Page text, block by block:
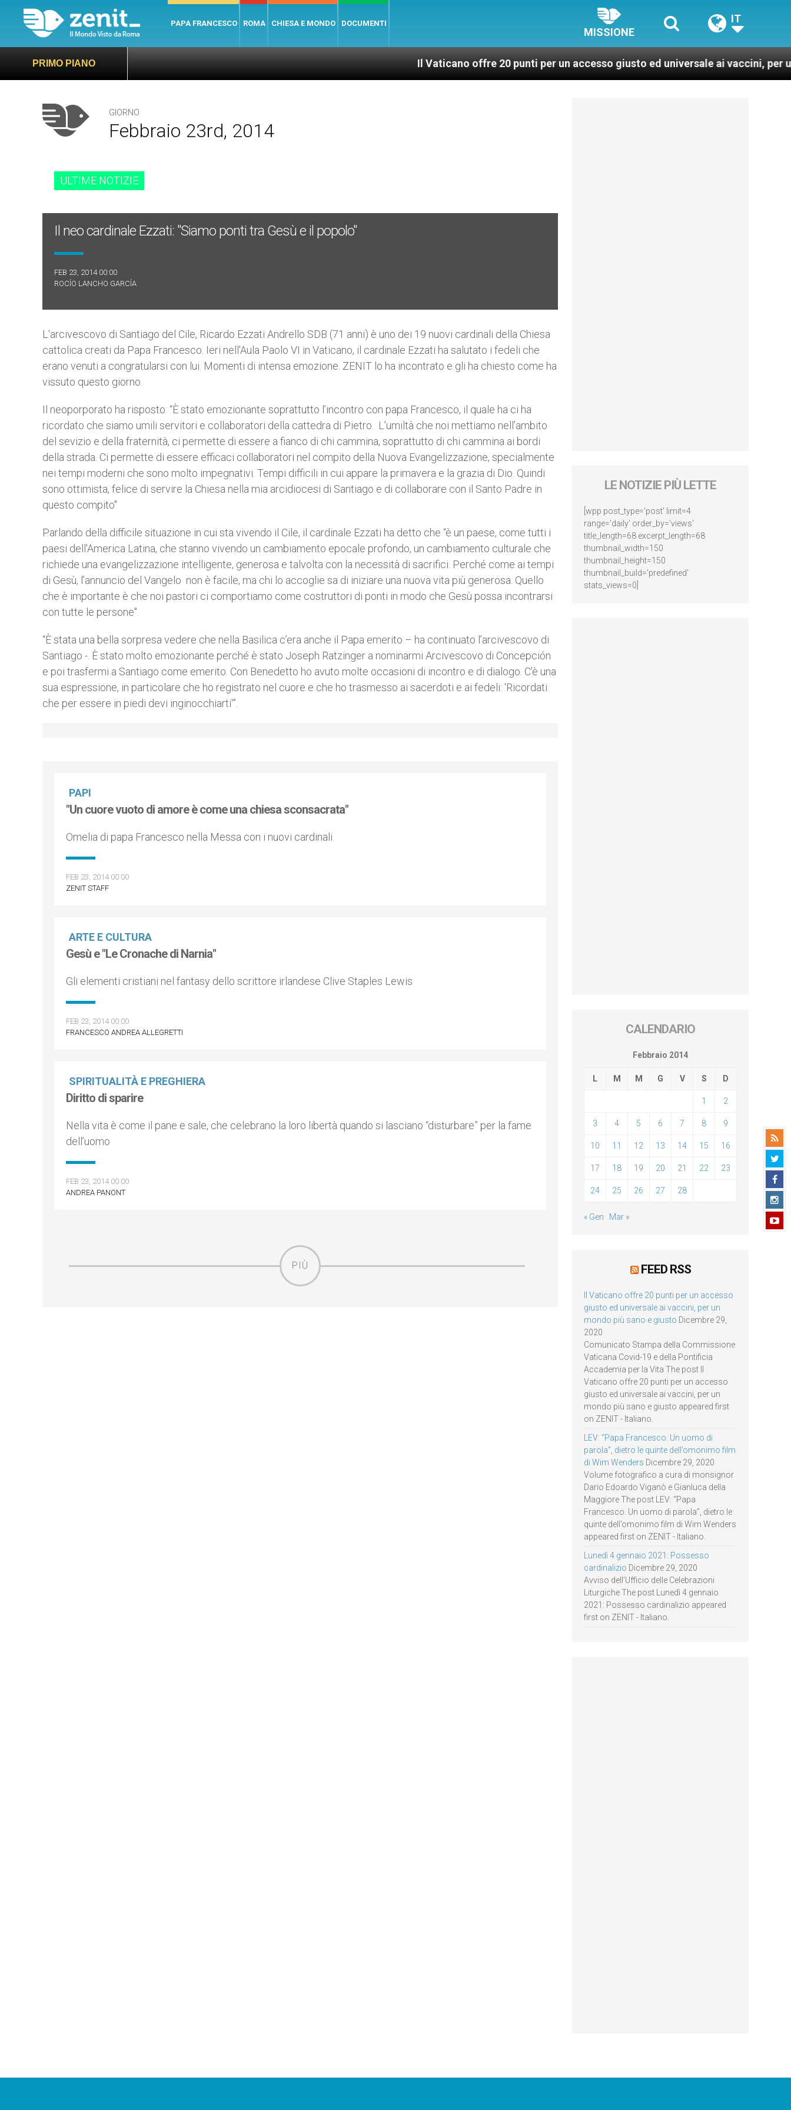
PAPA FRANCESCO ROMA CHIESA E MONDO DOCUMENTI
MISSIONE
IT
PRIMO PIANO Il Vaticano offre 20 punti per un accesso giusto ed universale ai vaccini, per un mondo
GIORNO
Febbraio 23rd, 2014
ULTIME NOTIZIE
Il neo cardinale Ezzati: "Siamo ponti tra Gesù e il popolo"
FEB 23, 2014 00:00
ROCÍO LANCHO GARCÍA
L'arcivescovo di Santiago del Cile, Ricardo Ezzati Andrello SDB (71 anni) è uno dei 19 nuovi cardinali della Chiesa
cattolica creati da Papa Francesco. Ieri nell'Aula Paolo VI in Vaticano, il cardinale Ezzati ha salutato i fedeli che
erano venuti a congratularsi con lui. Momenti di intensa emozione. ZENIT lo ha incontrato e gli ha chiesto come ha
vissuto questo giorno.
Il neoporporato ha risposto: “È stato emozionante soprattutto l’incontro con papa Francesco, il quale ha ci ha
ricordato che siamo umili servitori e collaboratori della cattedra di Pietro. L’umiltà che noi mettiamo nell’ambito
del sevizio e della fraternità, ci permette di essere a fianco di chi cammina, soprattutto di chi cammina ai bordi
della strada. Ci permette di essere efficaci collaboratori nel compito della Nuova Evangelizzazione, specialmente
nei tempi moderni che sono molto impegnativi. Tempi difficili in cui appare la primavera e la grazia di Dio. Quindi
sono ottimista, felice di servire la Chiesa nella mia arcidiocesi di Santiago e di collaborare con il Santo Padre in
questo compito"
Parlando della difficile situazione in cui sta vivendo il Cile, il cardinale Ezzati ha detto che “è un paese, come tutti i
paesi dell'America Latina, che stanno vivendo un cambiamento epocale profondo, un cambiamento culturale che
richiede una evangelizzazione intelligente, generosa e talvolta con la necessità di sacrifici. Perché come ai tempi
di Gesù, l’annuncio del Vangelo non è facile, ma chi lo accoglie sa di iniziare una nuova vita più generosa. Quello
che è importante è che noi pastori ci comportiamo come costruttori di ponti in modo che Gesù possa incontrarsi
con tutte le persone".
“È stata una bella sorpresa vedere che nella Basilica c’era anche il Papa emerito – ha continuato l’arcivescovo di
Santiago -. È stato molto emozionante perché è stato Joseph Ratzinger a nominarmi Arcivescovo di Concepción
e poi trasfermi a Santiago come emerito. Con Benedetto ho avuto molte occasioni di incontro e di dialogo. C’è una
sua espressione, in particolare che ho registrato nel cuore e che ho trasmesso ai sacerdoti e ai fedeli: 'Ricordati
che per essere in piedi devi inginocchiarti'”.
PAPI
"Un cuore vuoto di amore è come una chiesa sconsacrata"
Omelia di papa Francesco nella Messa con i nuovi cardinali
FEB 23, 2014 00:00
ZENIT STAFF
ARTE E CULTURA
Gesù e "Le Cronache di Narnia"
Gli elementi cristiani nel fantasy dello scrittore irlandese Clive Staples Lewis
FEB 23, 2014 00:00
FRANCESCO ANDREA ALLEGRETTI
SPIRITUALITÀ E PREGHIERA
Diritto di sparire
Nella vita è come il pane e sale, che celebrano la loro libertà quando si lasciano “disturbare” per la fame
dell’uomo
FEB 23, 2014 00:00
ANDREA PANONT
PIÙ
LE NOTIZIE PIÙ LETTE
[wpp post_type='post' limit=4
range='daily' order_by='views'
title_length=68 excerpt_length=68
thumbnail_width=150
thumbnail_height=150
thumbnail_build='predefined'
stats_views=0]
CALENDARIO
Febbraio 2014
L M M G V S D
1 2
3 4 5 6 7 8 9
10 11 12 13 14 15 16
17 18 19 20 21 22 23
24 25 26 27 28
« Gen Mar »
FEED RSS
Il Vaticano offre 20 punti per un accesso
giusto ed universale ai vaccini, per un
mondo più sano e giusto Dicembre 29,
2020
Comunicato Stampa della Commissione
Vaticana Covid-19 e della Pontificia
Accademia per la Vita The post Il
Vaticano offre 20 punti per un accesso
giusto ed universale ai vaccini, per un
mondo più sano e giusto appeared first
on ZENIT - Italiano.
LEV: “Papa Francesco. Un uomo di
parola”, dietro le quinte dell’omonimo film
di Wim Wenders Dicembre 29, 2020
Volume fotografico a cura di monsignor
Dario Edoardo Viganò e Gianluca della
Maggiore The post LEV: “Papa
Francesco. Un uomo di parola”, dietro le
quinte dell’omonimo film di Wim Wenders
appeared first on ZENIT - Italiano.
Lunedì 4 gennaio 2021: Possesso
cardinalizio Dicembre 29, 2020
Avviso dell’Ufficio delle Celebrazioni
Liturgiche The post Lunedì 4 gennaio
2021: Possesso cardinalizio appeared
first on ZENIT - Italiano.